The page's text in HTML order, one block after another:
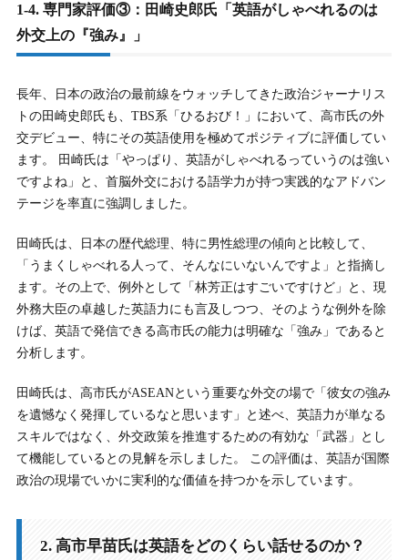
1-4. 専門家評価③：田崎史郎氏「英語がしゃべれるのは
外交上の『強み』」
長年、日本の政治の最前線をウォッチしてきた政治ジャーナリス
トの田崎史郎氏も、TBS系「ひるおび！」において、高市氏の外
交デビュー、特にその英語使用を極めてポジティブに評価してい
ます。 田崎氏は「やっぱり、英語がしゃべれるっていうのは強い
ですよね」と、首脳外交における語学力が持つ実践的なアドバン
テージを率直に強調しました。
田崎氏は、日本の歴代総理、特に男性総理の傾向と比較して、
「うまくしゃべれる人って、そんなにいないんですよ」と指摘し
ます。その上で、例外として「林芳正はすごいですけど」と、現
外務大臣の卓越した英語力にも言及しつつ、そのような例外を除
けば、英語で発信できる高市氏の能力は明確な「強み」であると
分析します。
田崎氏は、高市氏がASEANという重要な外交の場で「彼女の強み
を遺憾なく発揮しているなと思います」と述べ、英語力が単なる
スキルではなく、外交政策を推進するための有効な「武器」とし
て機能しているとの見解を示しました。 この評価は、英語が国際
政治の現場でいかに実利的な価値を持つかを示しています。
2. 高市早苗氏は英語をどのくらい話せるのか？